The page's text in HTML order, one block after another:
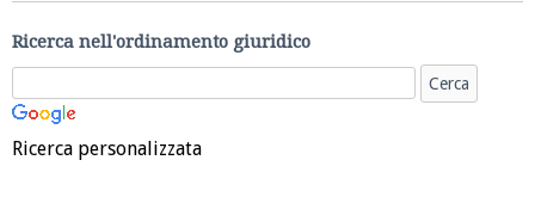
Ricerca nell'ordinamento giuridico
Ricerca personalizzata